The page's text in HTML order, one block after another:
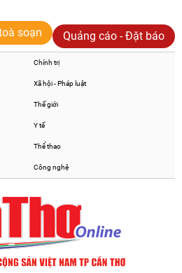
soạn Quảng cáo - Đặt báo
Chính trị
Xã hội - Pháp luật
Thế giới
Y tế
Thể thao
Công nghệ